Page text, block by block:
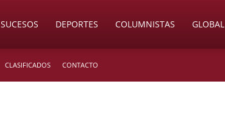
SUCESOS DEPORTES COLUMNISTAS GLOBAL
CLASIFICADOS CONTACTO